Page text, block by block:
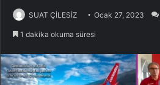
SUAT ÇİLESİZ Ocak 27, 2023
1 dakika okuma süresi